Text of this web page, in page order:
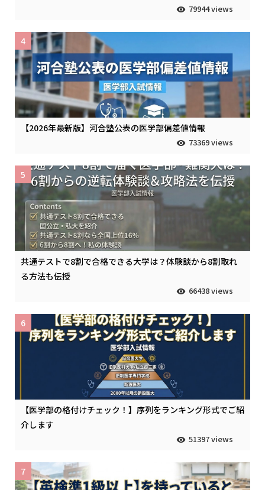
79944 views
【2026年最新版】河合塾公表の医学部偏差値情報
73369 views
4
共通テストで8割で合格できる大学は？体験談から8割取れ
る方法も伝授
66438 views
5
【医学部の格付けチェック！】序列をランキング形式でご紹
介します
51397 views
6
7